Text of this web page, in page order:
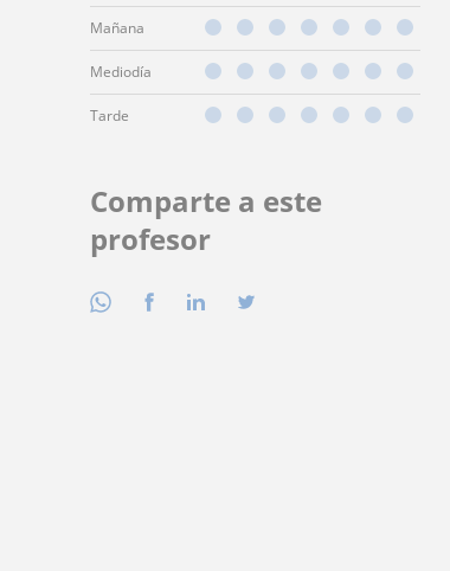
Mañana
Mediodía
Tarde
Comparte a este
profesor